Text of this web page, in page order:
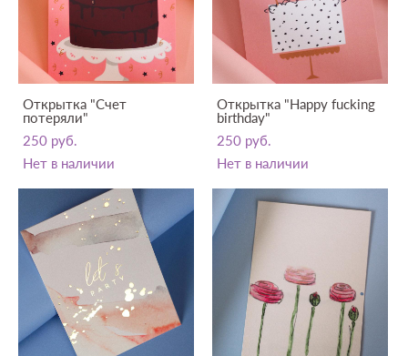
Открытка "Счет
потеряли"
250 pуб.
Нет в наличии
Открытка "Happy fucking
birthday"
250 pуб.
Нет в наличии